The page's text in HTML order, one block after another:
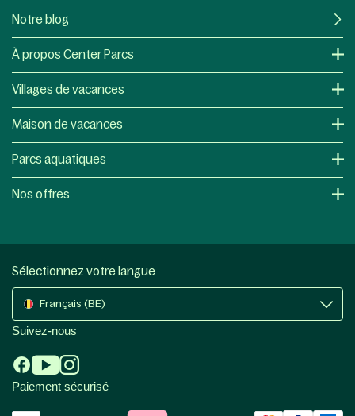
Notre blog
À propos Center Parcs
Villages de vacances
Maison de vacances
Parcs aquatiques
Nos offres
Sélectionnez votre langue
Français (BE)
Suivez-nous
Paiement sécurisé